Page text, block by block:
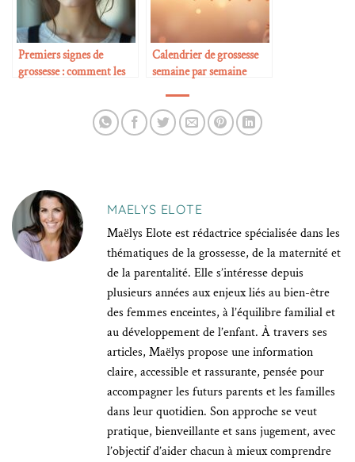
Premiers signes de
grossesse : comment les
Calendrier de grossesse
semaine par semaine
MAELYS ELOTE
Maëlys Elote est rédactrice spécialisée dans les
thématiques de la grossesse, de la maternité et
de la parentalité. Elle s’intéresse depuis
plusieurs années aux enjeux liés au bien-être
des femmes enceintes, à l’équilibre familial et
au développement de l’enfant. À travers ses
articles, Maëlys propose une information
claire, accessible et rassurante, pensée pour
accompagner les futurs parents et les familles
dans leur quotidien. Son approche se veut
pratique, bienveillante et sans jugement, avec
l’objectif d’aider chacun à mieux comprendre